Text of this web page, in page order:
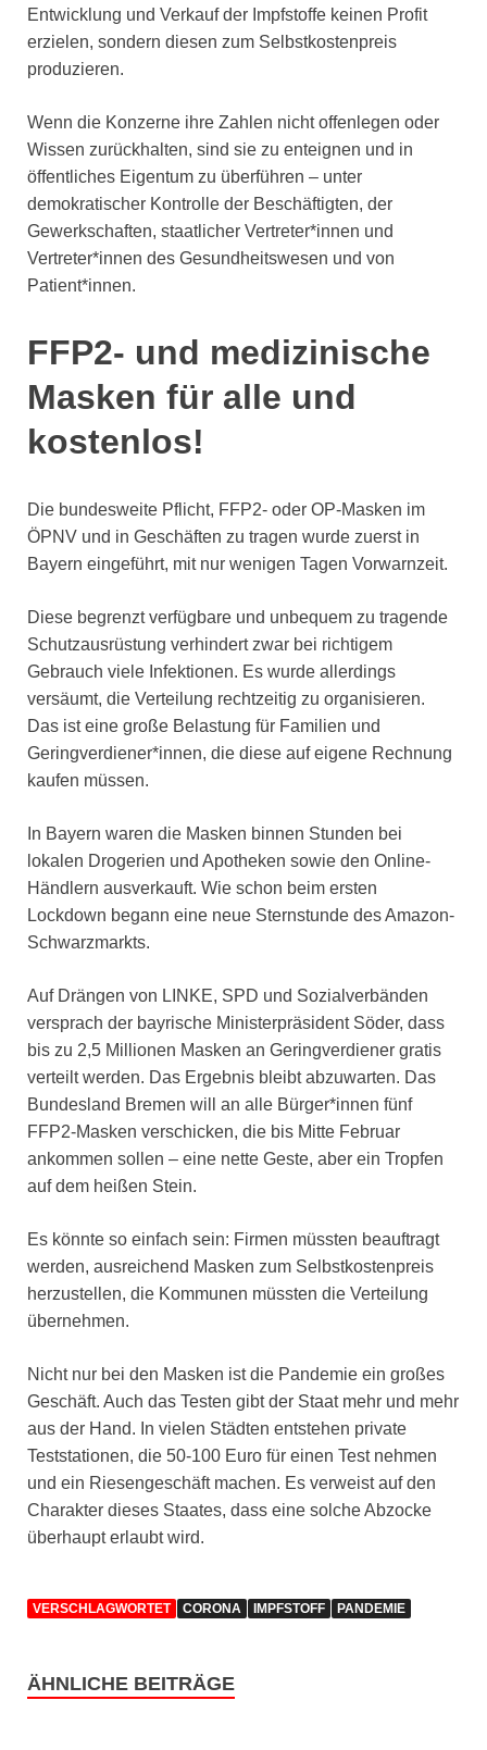
Entwicklung und Verkauf der Impfstoffe keinen Profit
erzielen, sondern diesen zum Selbstkostenpreis
produzieren.
Wenn die Konzerne ihre Zahlen nicht offenlegen oder
Wissen zurückhalten, sind sie zu enteignen und in
öffentliches Eigentum zu überführen – unter
demokratischer Kontrolle der Beschäftigten, der
Gewerkschaften, staatlicher Vertreter*innen und
Vertreter*innen des Gesundheitswesen und von
Patient*innen.
FFP2- und medizinische
Masken für alle und
kostenlos!
Die bundesweite Pflicht, FFP2- oder OP-Masken im
ÖPNV und in Geschäften zu tragen wurde zuerst in
Bayern eingeführt, mit nur wenigen Tagen Vorwarnzeit.
Diese begrenzt verfügbare und unbequem zu tragende
Schutzausrüstung verhindert zwar bei richtigem
Gebrauch viele Infektionen. Es wurde allerdings
versäumt, die Verteilung rechtzeitig zu organisieren.
Das ist eine große Belastung für Familien und
Geringverdiener*innen, die diese auf eigene Rechnung
kaufen müssen.
In Bayern waren die Masken binnen Stunden bei
lokalen Drogerien und Apotheken sowie den Online-
Händlern ausverkauft. Wie schon beim ersten
Lockdown begann eine neue Sternstunde des Amazon-
Schwarzmarkts.
Auf Drängen von LINKE, SPD und Sozialverbänden
versprach der bayrische Ministerpräsident Söder, dass
bis zu 2,5 Millionen Masken an Geringverdiener gratis
verteilt werden. Das Ergebnis bleibt abzuwarten. Das
Bundesland Bremen will an alle Bürger*innen fünf
FFP2-Masken verschicken, die bis Mitte Februar
ankommen sollen – eine nette Geste, aber ein Tropfen
auf dem heißen Stein.
Es könnte so einfach sein: Firmen müssten beauftragt
werden, ausreichend Masken zum Selbstkostenpreis
herzustellen, die Kommunen müssten die Verteilung
übernehmen.
Nicht nur bei den Masken ist die Pandemie ein großes
Geschäft. Auch das Testen gibt der Staat mehr und mehr
aus der Hand. In vielen Städten entstehen private
Teststationen, die 50-100 Euro für einen Test nehmen
und ein Riesengeschäft machen. Es verweist auf den
Charakter dieses Staates, dass eine solche Abzocke
überhaupt erlaubt wird.
VERSCHLAGWORTET CORONA IMPFSTOFF PANDEMIE
ÄHNLICHE BEITRÄGE